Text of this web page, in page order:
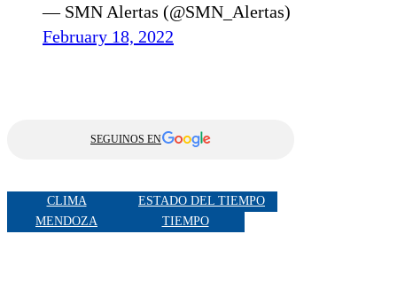
— SMN Alertas (@SMN_Alertas)
February 18, 2022
SEGUINOS EN
CLIMA
ESTADO DEL TIEMPO
MENDOZA
TIEMPO